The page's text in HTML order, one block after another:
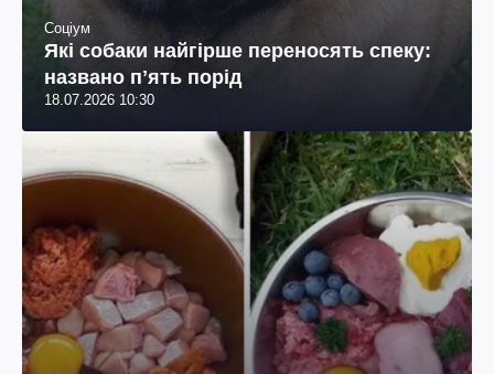
Соціум
Які собаки найгірше переносять спеку:
названо пʼять порід
18.07.2026 10:30